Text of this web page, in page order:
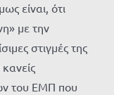
είναι, ότι
με την
στιγμές της
του ΕΜΠ που